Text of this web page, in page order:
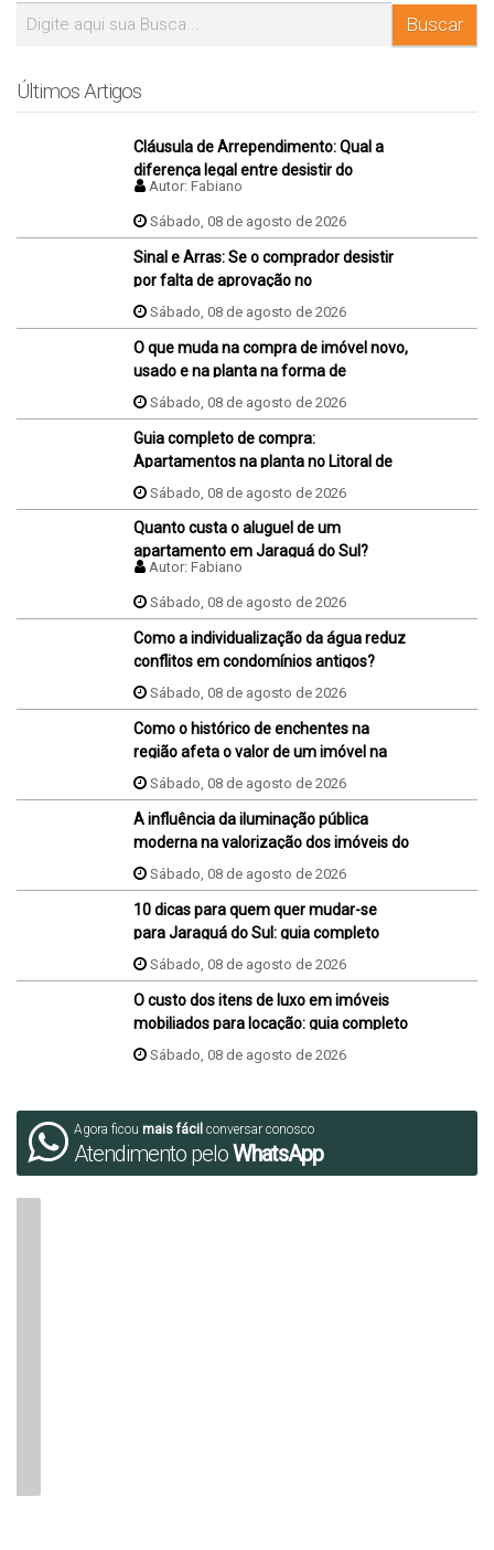
Últimos Artigos
Cláusula de Arrependimento: Qual a
diferença legal entre desistir do
negócio antes e depois da assinatura
da promessa de compra e venda do
imóvel?
Autor: Fabiano
Sábado, 08 de agosto de 2026
Sinal e Arras: Se o comprador desistir
por falta de aprovação no
financiamento, ele perde o sinal dados
na proposta?
Sábado, 08 de agosto de 2026
O que muda na compra de imóvel novo,
usado e na planta na forma de
pagamento?
Sábado, 08 de agosto de 2026
Guia completo de compra:
Apartamentos na planta no Litoral de
SCSábado, 08 de agosto de 2026
Quanto custa o aluguel de um
apartamento em Jaraguá do Sul?
Autor: Fabiano
Sábado, 08 de agosto de 2026
Como a individualização da água reduz
conflitos em condomínios antigos?
Sábado, 08 de agosto de 2026
Como o histórico de enchentes na
região afeta o valor de um imóvel na
hora da venda ou da compra?
Sábado, 08 de agosto de 2026
A influência da iluminação pública
moderna na valorização dos imóveis do
bairroSábado, 08 de agosto de 2026
10 dicas para quem quer mudar-se
para Jaraguá do Sul: guia completo
Sábado, 08 de agosto de 2026
O custo dos itens de luxo em imóveis
mobiliados para locação: guia completo
Sábado, 08 de agosto de 2026
Agora ficou mais fácil conversar conosco
Atendimento peloWhatsApp